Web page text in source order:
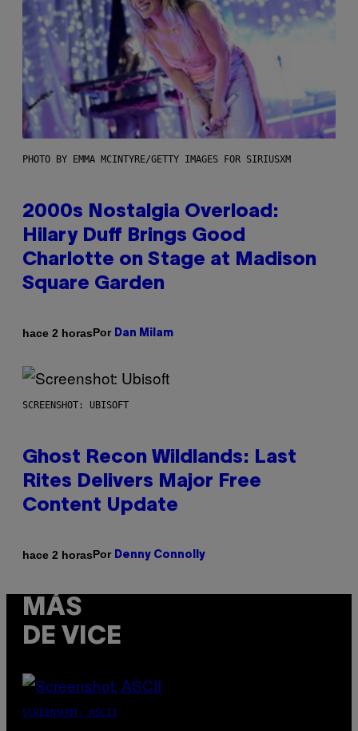
PHOTO BY EMMA MCINTYRE/GETTY IMAGES FOR SIRIUSXM
2000s Nostalgia Overload:
Hilary Duff Brings Good
Charlotte on Stage at Madison
Square Garden
hace 2 horasPor Dan Milam
SCREENSHOT: UBISOFT
Ghost Recon Wildlands: Last
Rites Delivers Major Free
Content Update
hace 2 horasPor Denny Connolly
MÁS
DE VICE
SCREENSHOT: ASCII